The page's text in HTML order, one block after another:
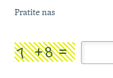
Pratite nas